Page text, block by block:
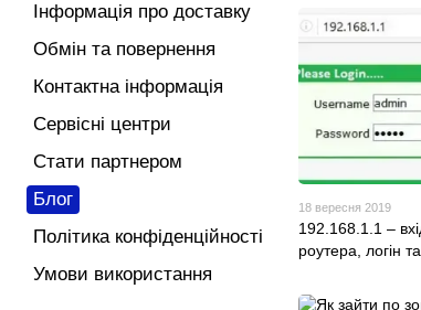
18 вересня 2019
192.168.1.1 –
роутера, логін
Інформація про доставку
Обмін та повернення
Контактна інформація
Сервісні центри
Стати партнером
Блог
Політика конфіденційності
Умови використання